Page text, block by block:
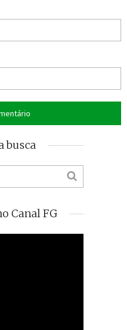
busca
Canal FG